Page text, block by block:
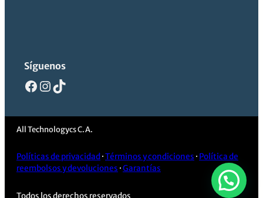
Síguenos
Facebook
Instagram
TikTok
All Technologycs C.A.
Políticas de privacidad ·Términos y condiciones · Política de
reembolsos y devoluciones ·Garantías
Todos los derechos reservados